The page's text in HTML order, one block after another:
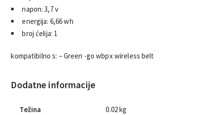
napon: 3,7 v
energija: 6,66 wh
broj ćelija: 1
kompatibilno s: – Green -go wbpx wireless belt
Dodatne informacije
Težina 0.02 kg